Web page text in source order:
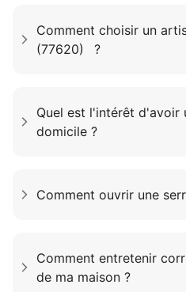
Comment choisir un
(77620) ?
Quel est l'intérêt d'avoir
domicile ?
Comment ouvrir une
Comment entretenir
de ma maison ?